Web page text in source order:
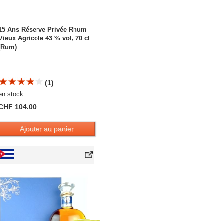
Ans Réserve Privée Rhum
Agricole 43 % vol, 70 cl
(1)
stock
104.00
Ajouter au panier
Mulata Añejo 25 Años Reserva Especial